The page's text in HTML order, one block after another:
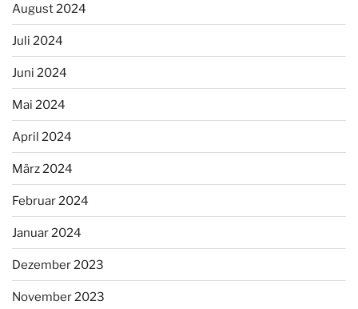
August 2024
Juli 2024
Juni 2024
Mai 2024
April 2024
März 2024
Februar 2024
Januar 2024
Dezember 2023
November 2023